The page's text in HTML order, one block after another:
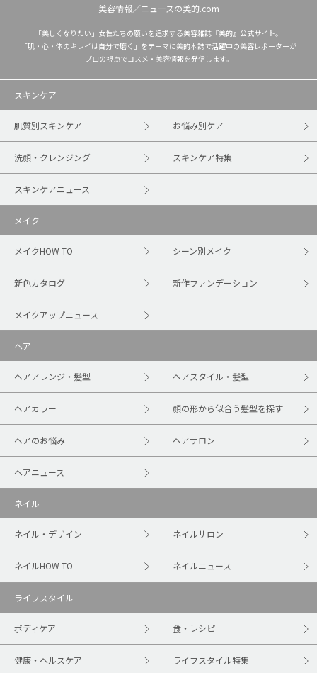
美容情報／ニュースの美的.com
「美しくなりたい」女性たちの願いを追求する美容雑誌『美的』公式サイト。
「肌・心・体のキレイは自分で磨く」をテーマに美的本誌で活躍中の美容レポーターが
プロの視点でコスメ・美容情報を発信します。
スキンケア
肌質別スキンケア お悩み別ケア
洗顔・クレンジング スキンケア特集
スキンケアニュース
メイク
メイクHOW TO シーン別メイク
新色カタログ 新作ファンデーション
メイクアップニュース
ヘア
ヘアアレンジ・髪型 ヘアスタイル・髪型
ヘアカラー 顔の形から似合う髪型を探す
ヘアのお悩み ヘアサロン
ヘアニュース
ネイル
ネイル・デザイン ネイルサロン
ネイルHOW TO ネイルニュース
ライフスタイル
ボディケア 食・レシピ
健康・ヘルスケア ライフスタイル特集